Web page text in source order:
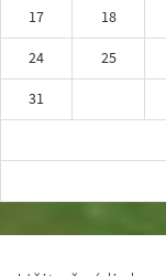
17
18
24
25
31